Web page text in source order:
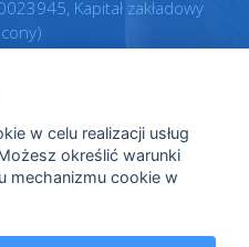
Kapitał zakładowy
Realizacja:
Intellect.pl
w celu realizacji usług
określić warunki
mechanizmu cookie w